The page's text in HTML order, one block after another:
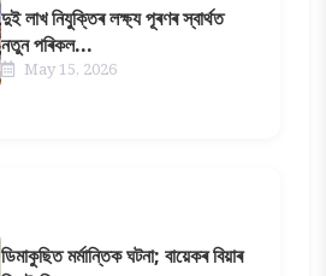
দুই লাখ নিযুক্তিৰ লক্ষ্য পূৰণৰ স্বাৰ্থত
নতুন পৰিকল...
May 15, 2026
ডিমাকুছিত মৰ্মান্তিক ঘটনা; বায়েকৰ বিয়াৰ